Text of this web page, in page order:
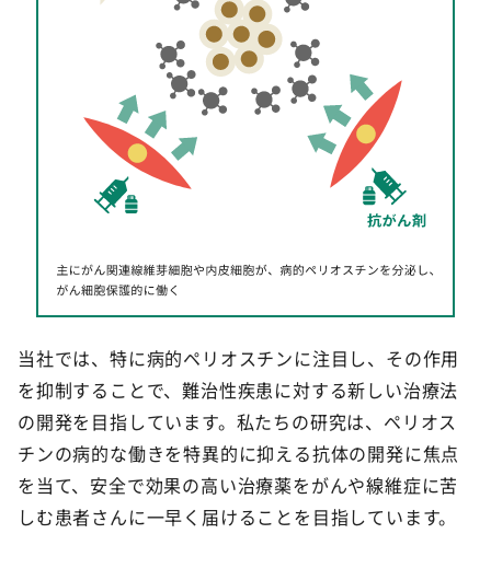
当社では、特に病的ペリオスチンに注目し、その作用
を抑制することで、難治性疾患に対する新しい治療法
の開発を目指しています。私たちの研究は、ペリオス
チンの病的な働きを特異的に抑える抗体の開発に焦点
を当て、安全で効果の高い治療薬をがんや線維症に苦
しむ患者さんに一早く届けることを目指しています。